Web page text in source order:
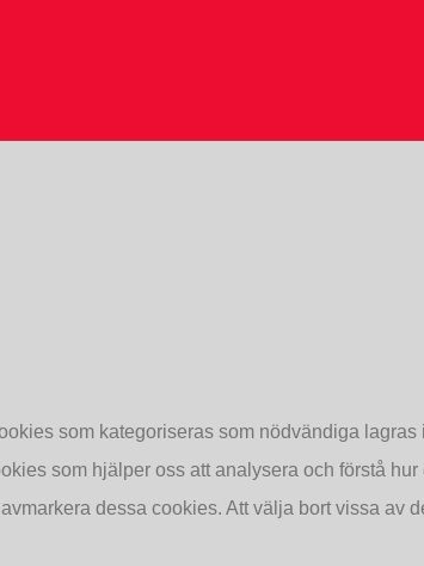
som kategoriseras som nödvändiga
som hjälper oss att analysera och förstå
dessa cookies. Att välja bort vissa av